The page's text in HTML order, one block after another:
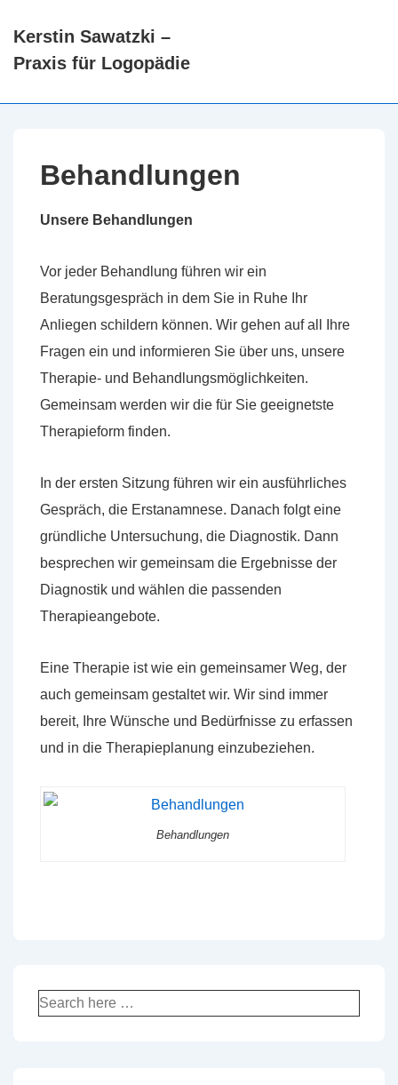
Zum
Inhalt
Kerstin Sawatzki –
Praxis für Logopädie
Behandlungen
Unsere Behandlungen
Vor jeder Behandlung führen wir ein
Beratungsgespräch in dem Sie in Ruhe Ihr
Anliegen schildern können. Wir gehen auf all Ihre
Fragen ein und informieren Sie über uns, unsere
Therapie- und Behandlungsmöglichkeiten.
Gemeinsam werden wir die für Sie geeignetste
Therapieform finden.
In der ersten Sitzung führen wir ein ausführliches
Gespräch, die Erstanamnese. Danach folgt eine
gründliche Untersuchung, die Diagnostik. Dann
besprechen wir gemeinsam die Ergebnisse der
Diagnostik und wählen die passenden
Therapieangebote.
Eine Therapie ist wie ein gemeinsamer Weg, der
auch gemeinsam gestaltet wir. Wir sind immer
bereit, Ihre Wünsche und Bedürfnisse zu erfassen
und in die Therapieplanung einzubeziehen.
Behandlungen
Suche
nach: